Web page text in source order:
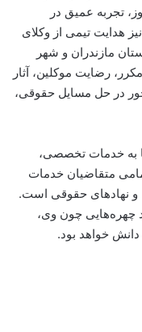
تجربه عمیق در
هدایت تیمی از وکلای
مازندران و شهر
رضایت موکلین، آثار
در حل مسایل حقوقی،
به خدمات تخصصی،
متقاضیان خدمات
نهادهای حقوقی است.
چهره‌هایی چون وی،
خواهد بود.